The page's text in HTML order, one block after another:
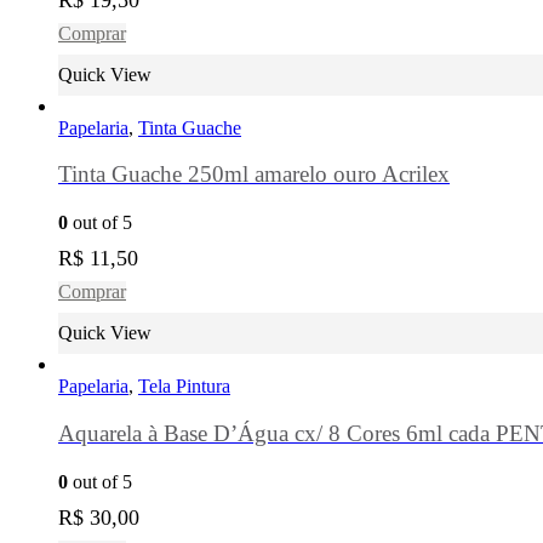
Comprar
Quick View
Papelaria, Tinta Guache
Tinta Guache 250ml amarelo ouro Acrilex
0 out of 5
R$ 11,50
Comprar
Quick View
Papelaria, Tela Pintura
Aquarela à Base D’Água cx/ 8 Cores 6ml cada
0 out of 5
R$ 30,00